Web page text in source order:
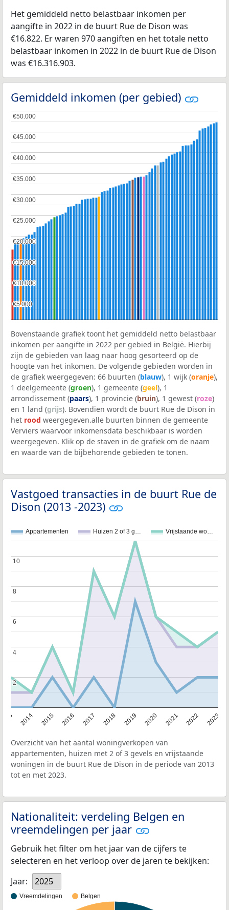
Het gemiddeld netto belastbaar inkomen per
aangifte in 2022 in de buurt Rue de Dison was
€16.822. Er waren 970 aangiften en het totale netto
belastbaar inkomen in 2022 in de buurt Rue de Dison
was €16.316.903.
Gemiddeld inkomen (per gebied)
€5.000
€5.000
€10.000
€10.000
€15.000
€15.000
€20.000
€20.000
€25.000
€25.000
€30.000
€30.000
€35.000
€35.000
€40.000
€40.000
€45.000
€45.000
€50.000
€50.000
Bovenstaande grafiek toont het gemiddeld netto belastbaar
inkomen per aangifte in 2022 per gebied in België. Hierbij
zijn de gebieden van laag naar hoog gesorteerd op de
hoogte van het inkomen. De volgende gebieden worden in
de grafiek weergegeven: 66 buurten (blauw), 1 wijk (oranje),
1 deelgemeente (groen), 1 gemeente (geel), 1
arrondissement (paars), 1 provincie (bruin), 1 gewest (roze)
en 1 land (grijs). Bovendien wordt de buurt Rue de Dison in
het rood weergegeven.alle buurten binnen de gemeente
Verviers waarvoor inkomensdata beschikbaar is worden
weergegeven. Klik op de staven in de grafiek om de naam
en waarde van de bijbehorende gebieden te tonen.
Vastgoed transacties in de buurt Rue de
Dison (2013 -2023)
Appartementen Huizen 2 of 3 g… Vrijstaande wo…
2014 2015 2016 2017 2018 2019 2020 2021 2022 2023
2
2
4
4
6
6
8
8
10
10
Overzicht van het aantal woningverkopen van
appartementen, huizen met 2 of 3 gevels en vrijstaande
woningen in de buurt Rue de Dison in de periode van 2013
tot en met 2023.
Nationaliteit: verdeling Belgen en
vreemdelingen per jaar
Gebruik het filter om het jaar van de cijfers te
selecteren en het verloop over de jaren te bekijken:
Jaar:
2025
Vreemdelingen Belgen